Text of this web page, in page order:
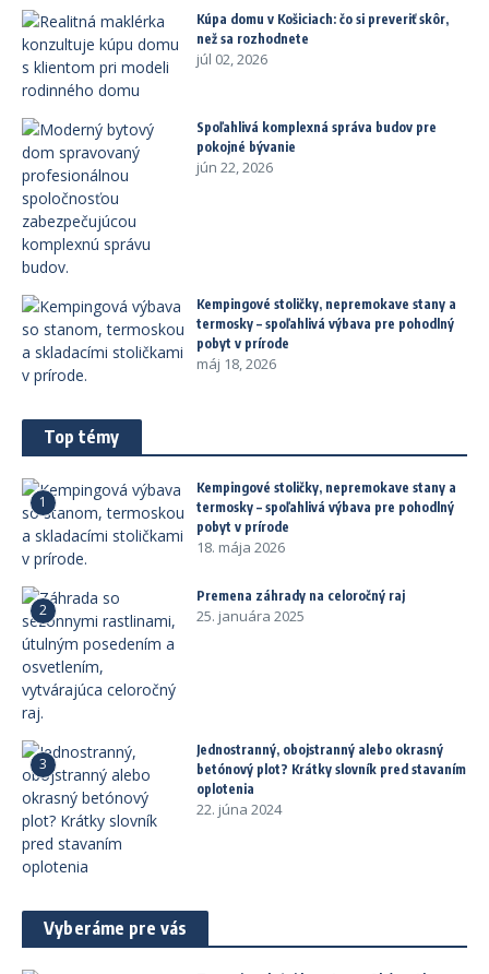
Kúpa domu v Košiciach: čo si preveriť skôr,
než sa rozhodnete
júl 02, 2026
Spoľahlivá komplexná správa budov pre
pokojné bývanie
jún 22, 2026
Kempingové stoličky, nepremokave stany a
termosky – spoľahlivá výbava pre pohodlný
pobyt v prírode
máj 18, 2026
Top témy
1
Kempingové stoličky, nepremokave stany a
termosky – spoľahlivá výbava pre pohodlný
pobyt v prírode
18. mája 2026
2
Premena záhrady na celoročný raj
25. januára 2025
3
Jednostranný, obojstranný alebo okrasný
betónový plot? Krátky slovník pred stavaním
oplotenia
22. júna 2024
Vyberáme pre vás